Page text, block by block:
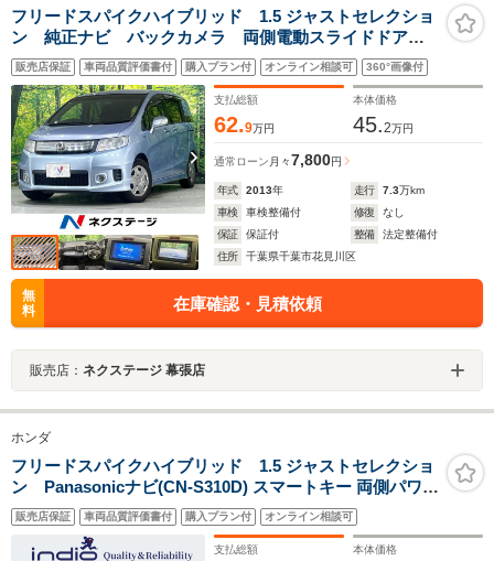
フリードスパイクハイブリッド 1.5 ジャストセレクショ
ン 純正ナビ バックカメラ 両側電動スライドドア
クルコン 禁煙車 HIDヘッド オートライト フルセ
グ Bluetooth再生 ETC オートエアコン スマートキ
ー
販売店保証 車両品質評価書付 購入プラン付 オンライン相談可 360°画像付
支払総額
62.9万円
本体価格
45.2万円
通常ローン 月々7,800円
年式 2013年 走行 7.3万km
車検
車検整備付 修復
なし
保証
保証付 整備
法定整備付
住所
千葉県千葉市花見川区
無
料
在庫確認・見積依頼
販売店： ネクステージ 幕張店
ホンダ
フリードスパイクハイブリッド 1.5 ジャストセレクショ
ン Panasonicナビ(CN-S310D) スマートキー 両側パワー
スライドドア オートライト クルーズコントロール ETC
横滑り防止
販売店保証 車両品質評価書付 購入プラン付 オンライン相談可
支払総額 本体価格